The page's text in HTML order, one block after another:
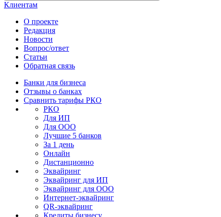
Клиентам
О проекте
Редакция
Новости
Вопрос/ответ
Статьи
Обратная связь
Банки для бизнеса
Отзывы о банках
Сравнить тарифы РКО
РКО
Для ИП
Для ООО
Лучшие 5 банков
За 1 день
Онлайн
Дистанционно
Эквайринг
Эквайринг для ИП
Эквайринг для ООО
Интернет-эквайринг
QR-эквайринг
Кредиты бизнесу